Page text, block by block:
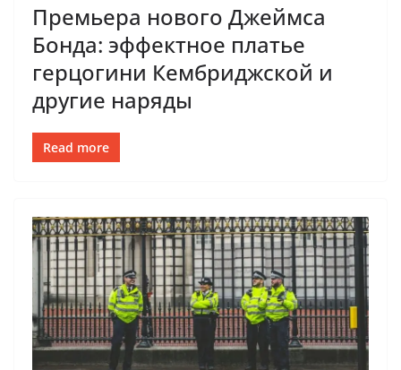
Премьера нового Джеймса
Бонда: эффектное платье
герцогини Кембриджской и
другие наряды
Read more